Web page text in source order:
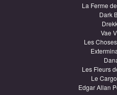
La Ferme
Dark
Vae
Les
Les Fleurs
Le
Edgar Allan